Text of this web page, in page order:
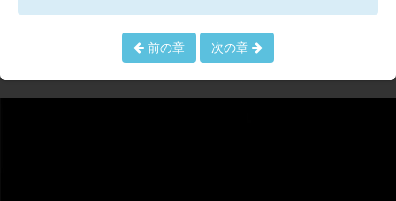
前の章 次の章